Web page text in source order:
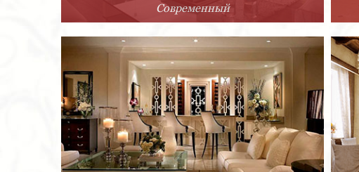
Современный